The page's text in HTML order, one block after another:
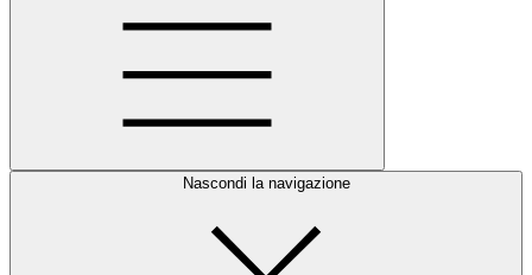
Nascondi la navigazione